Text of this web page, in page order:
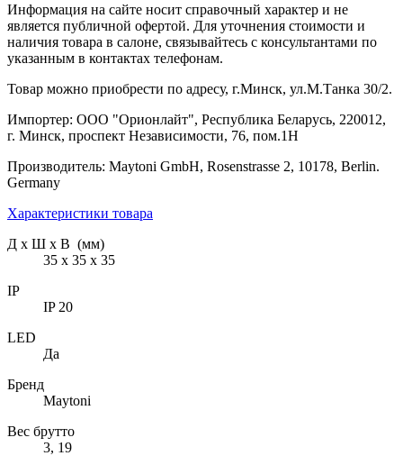
Информация на сайте носит справочный характер и не
является публичной офертой. Для уточнения стоимости и
наличия товара в салоне, связывайтесь с консультантами по
указанным в контактах телефонам.
Товар можно приобрести по адресу, г.Минск, ул.М.Танка 30/2.
Импортер: ООО "Орионлайт", Республика Беларусь, 220012,
г. Минск, проспект Независимости, 76, пом.1Н
Производитель: Maytoni GmbH, Rosenstrasse 2, 10178, Berlin.
Germany
Характеристики товара
Д х Ш х В (мм)
35 х 35 х 35
IP
IP 20
LED
Да
Бренд
Maytoni
Вес брутто
3, 19